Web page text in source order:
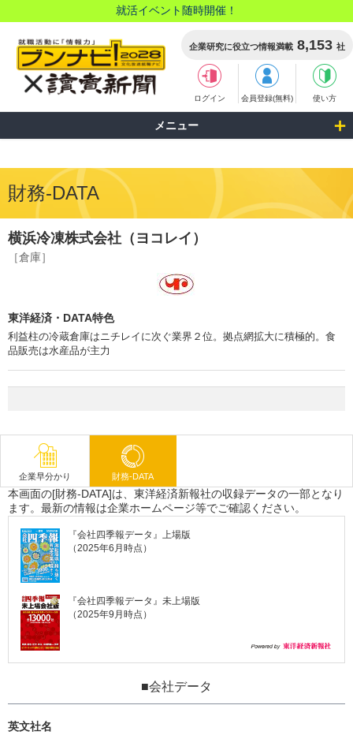
就活イベント随時開催！
企業研究に役立つ情報満載 8,153 社
ログイン 会員登録(無料) 使い方
メニュー
財務-DATA
横浜冷凍株式会社（ヨコレイ）
［倉庫］
東洋経済・DATA特色
利益柱の冷蔵倉庫はニチレイに次ぐ業界２位。拠点網拡大に積極的。食
品販売は水産品が主力
企業早分かり 財務-DATA
本画面の[財務-DATA]は、東洋経済新報社の収録データの一部となり
ます。最新の情報は企業ホームページ等でご確認ください。
『会社四季報データ』上場版
（2025年6月時点）
『会社四季報データ』未上場版
（2025年9月時点）
■会社データ
英文社名